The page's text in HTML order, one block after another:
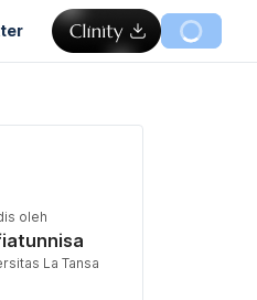
oleh
La Tansa